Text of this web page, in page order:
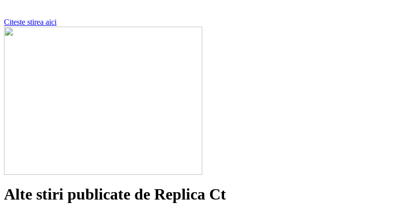
Citeste stirea aici
Alte stiri publicate de Replica Ct